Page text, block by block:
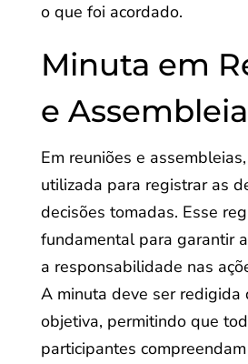
o que foi acordado.
Minuta em
e
Em reuniões e
utilizada para registrar as
decisões tomadas. Esse
fundamental para garantir
a responsabilidade nas
A minuta deve ser redigida
objetiva, permitindo que
participantes